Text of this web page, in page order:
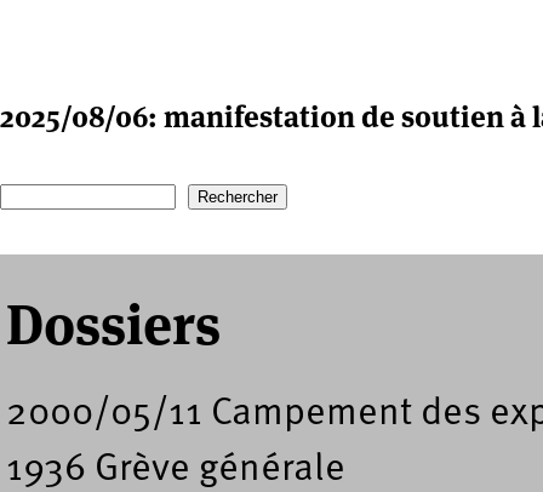
2025/08/06: manifestation de soutien à
Formulaire de recherche
Dossiers
2000/05/11 Campement des
1936 Grève générale